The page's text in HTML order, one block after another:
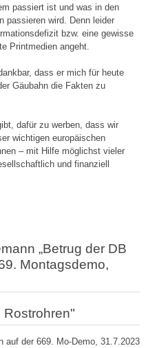
passiert ist und was in den
passieren wird. Denn leider
bzw. eine gewisse
Printmedien angeht.
dass er mich für heute
Gäubahn die Fakten zu
dafür zu werben, dass wir
wichtigen europäischen
– mit Hilfe möglichst vieler
und finanziell
„Betrug der DB
Montagsdemo,
Rostrohren"
auf der 669. Mo-Demo, 31.7.2023